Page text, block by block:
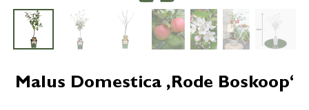
Malus Domestica ‚Rode Boskoop‘